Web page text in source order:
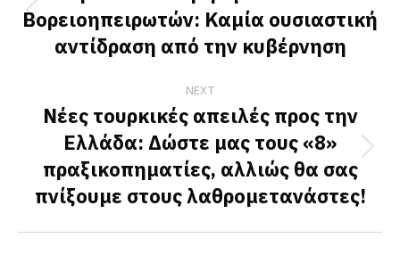
Previous
post:
Βορειοηπειρωτών: Καμία ουσιαστική
αντίδραση από την κυβέρνηση
NEXT
Next
post:
Νέες τουρκικές απειλές προς την
Ελλάδα: Δώστε μας τους «8»
πραξικοπηματίες, αλλιώς θα σας
πνίξουμε στους λαθρομετανάστες!